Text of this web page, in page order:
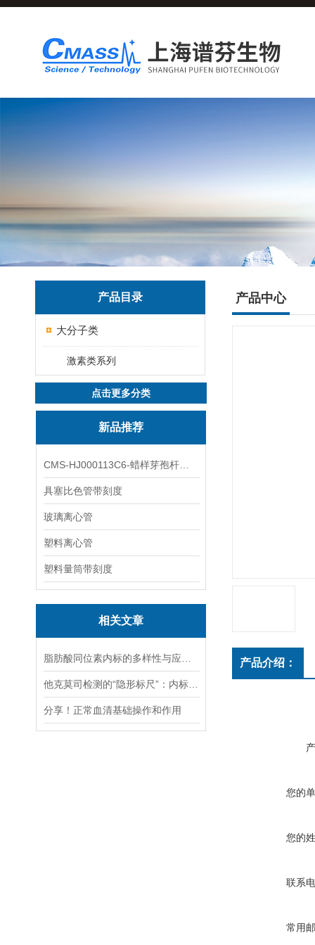
产品目录
大分子类
激素类系列
点击更多分类
新品推荐
具塞比色管带刻度
玻璃离心管
塑料离心管
塑料量筒带刻度
相关文章
分享！正常血清基础操作和作用
产品中心
产品介绍：
您的
您的
联系
常用